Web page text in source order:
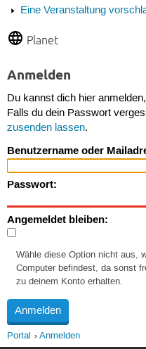
Eine Veranstaltung
Planet
Anmelden
Du kannst dich hier
Falls du dein Passwort
zusenden lassen.
Benutzername oder
Passwort:
Angemeldet bleiben:
Wähle diese Option nicht aus,
Computer befindest, da sonst
zu deinem Konto erhalten.
Portal Anmelden